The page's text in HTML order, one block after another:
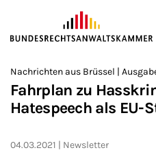
ZUM HAUPTINHALT
Sie befinden sich hier:
>
Startseite
>
Newsroom
>
Nachrichten aus Brüssel |
Fahrplan zu
Hatespeech als EU-
04.03.2021 Newsletter